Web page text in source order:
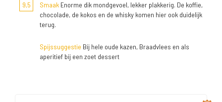
9,5 Smaak Enorme dik mondgevoel, lekker plakkerig. De koffie,
chocolade, de kokos en de whisky komen hier ook duidelijk
terug.
Spijssuggestie Bij hele oude kazen, Braadvlees en als
aperitief bij een zoet dessert